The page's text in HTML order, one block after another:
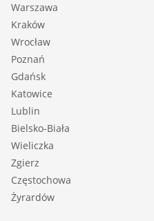
Warszawa
Kraków
Wrocław
Poznań
Gdańsk
Katowice
Lublin
Bielsko-Biała
Wieliczka
Zgierz
Częstochowa
Żyrardów